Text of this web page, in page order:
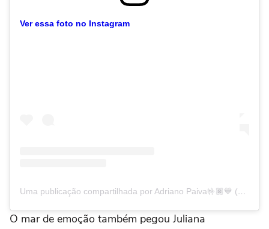
Ver essa foto no Instagram
Uma publicação compartilhada por Adriano Paiva🤟🏿💙 (@drikozito)
O mar de emoção também pegou Juliana